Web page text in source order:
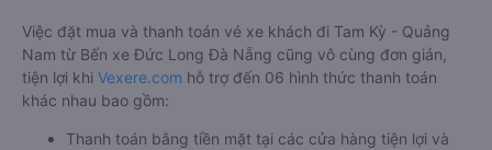
Việc đặt mua và thanh toán vé xe khách đi Tam Kỳ - Quảng
Nam từ Bến xe Đức Long Đà Nẵng cũng vô cùng đơn giản,
tiện lợi khi Vexere.com hỗ trợ đến 06 hình thức thanh toán
khác nhau bao gồm:
Thanh toán bằng tiền mặt tại các cửa hàng tiện lợi và